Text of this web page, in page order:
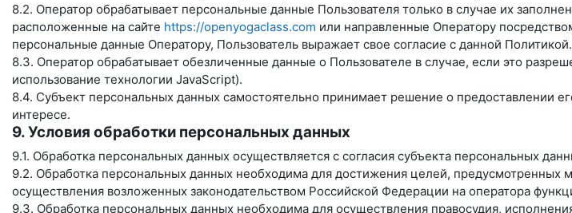
8.2. Оператор обрабатывает персональные данные Пользователя только в случае их
расположенные на сайте https://openyogaclass.com или направленные Оператору
персональные данные Оператору, Пользователь выражает свое согласие с данной Политикой.
8.3. Оператор обрабатывает обезличенные данные о Пользователе в случае, если это
использование технологии JavaScript).
8.4. Субъект персональных данных самостоятельно принимает решение о предоставлении
интересе.
9. Условия обработки персональных данных
9.1. Обработка персональных данных осуществляется с согласия субъекта персональных
9.2. Обработка персональных данных необходима для достижения целей,
осуществления возложенных законодательством Российской Федерации на оператора
9.3. Обработка персональных данных необходима для осуществления правосудия,